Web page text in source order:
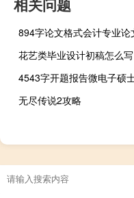
相关问题
花艺类毕业设计初稿怎么写
无尽传说2攻略